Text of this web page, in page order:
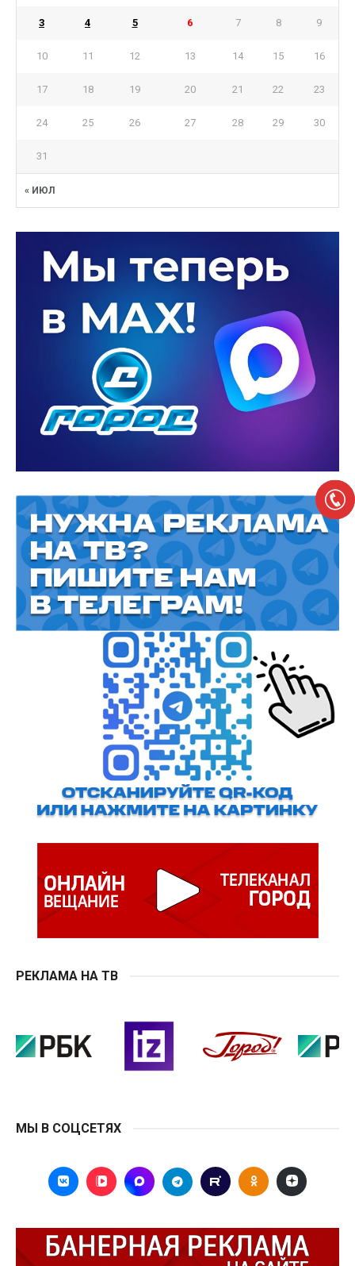
« ИЮЛ
3 4 5 6 7 8 9
10 11 12 13 14 15 16
17 18 19 20 21 22 23
24 25 26 27 28 29 30
31
РЕКЛАМА НА ТВ
МЫ В СОЦСЕТЯХ